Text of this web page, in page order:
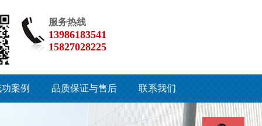
服务热线
13986183541
15827028225
案例 品质保证与售后 联系我们